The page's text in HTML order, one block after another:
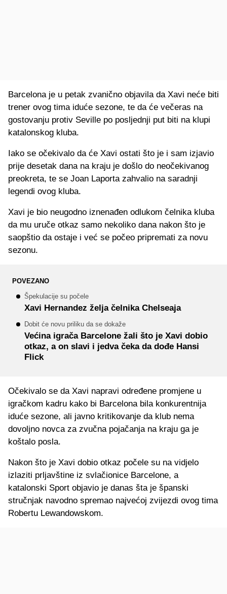
Barcelona je u petak zvanično objavila da Xavi neće biti
trener ovog tima iduće sezone, te da će večeras na
gostovanju protiv Seville po posljednji put biti na klupi
katalonskog kluba.
Iako se očekivalo da će Xavi ostati što je i sam izjavio
prije desetak dana na kraju je došlo do neočekivanog
preokreta, te se Joan Laporta zahvalio na saradnji
legendi ovog kluba.
Xavi je bio neugodno iznenađen odlukom čelnika kluba
da mu uruče otkaz samo nekoliko dana nakon što je
saopštio da ostaje i već se počeo pripremati za novu
sezonu.
POVEZANO
Špekulacije su počele
Xavi Hernandez želja čelnika Chelseaja
Dobit će novu priliku da se dokaže
Većina igrača Barcelone žali što je Xavi dobio
otkaz, a on slavi i jedva čeka da dođe Hansi
Flick
Očekivalo se da Xavi napravi određene promjene u
igračkom kadru kako bi Barcelona bila konkurentnija
iduće sezone, ali javno kritikovanje da klub nema
dovoljno novca za zvučna pojačanja na kraju ga je
koštalo posla.
Nakon što je Xavi dobio otkaz počele su na vidjelo
izlaziti prljavštine iz svlačionice Barcelone, a
katalonski Sport objavio je danas šta je španski
stručnjak navodno spremao najvećoj zvijezdi ovog tima
Robertu Lewandowskom.